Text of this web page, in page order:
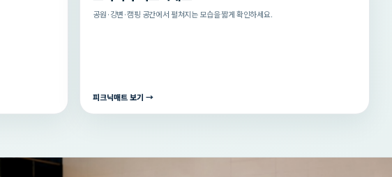
공원·강변·캠핑 공간에서 펼쳐지는 모습을 짧게 확인하세요.
피크닉매트 보기 →